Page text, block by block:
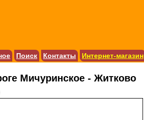
Поиск Контакты
Интернет-магазин
Мичуринское - Житково